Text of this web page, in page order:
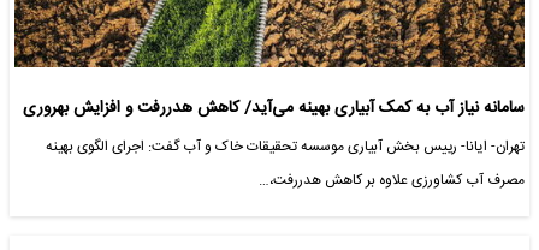
سامانه نیاز آب به کمک آبیاری بهینه می‌آید/ کاهش هدررفت و افزایش بهروری
تهران- ایانا- رییس بخش آبیاری موسسه تحقیقات خاک و آب گفت: اجرای الگوی بهینه
مصرف آب کشاورزی علاوه بر کاهش هدررفت،…